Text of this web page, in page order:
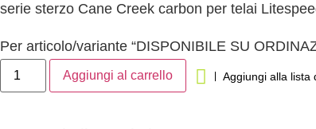
serie sterzo Cane Creek carbon per telai
Per articolo/variante “DISPONIBILE SU
Aggiungi al carrello Aggiungi alla lista